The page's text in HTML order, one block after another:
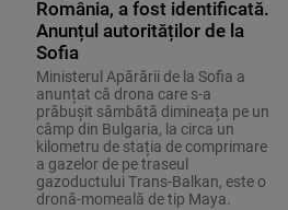
România, a fost identificată.
Anunțul autorităților de la
Sofia
Ministerul Apărării de la Sofia a
anunțat că drona care s-a
prăbușit sâmbătă dimineața pe un
câmp din Bulgaria, la circa un
kilometru de stația de comprimare
a gazelor de pe traseul
gazoductului Trans-Balkan, este o
dronă-momeală de tip Maya.